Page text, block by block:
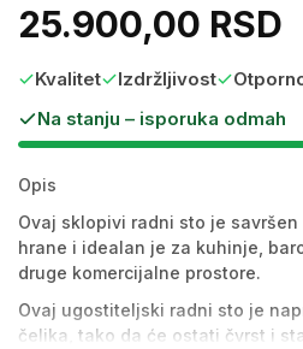
25.900,00 RSD
Kvalitet Izdržljivost
Na stanju – isporuka odmah
Opis
Ovaj sklopivi radni sto je
hrane i idealan je za kuhinje,
druge komercijalne prostore.
Ovaj ugostiteljski radni sto je
čelika, tako da će ostati čvrst i